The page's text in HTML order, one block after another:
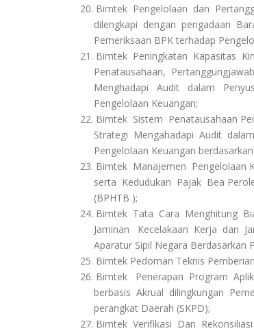
20. Bimtek Pengelolaan dan
dilengkapi dengan pengadaan
Pemeriksaan BPK terhadap
21. Bimtek Peningkatan Kapasitas
Penatausahaan,
Menghadapi Audit dalam
Pengelolaan Keuangan;
22. Bimtek Sistem Penatausahaan
Strategi Mengahadapi Audit dalam
Pengelolaan Keuangan
23. Bimtek Manajemen Pengelolaan
serta Kedudukan Pajak Bea
(BPHTB );
24. Bimtek Tata Cara Menghitung
Jaminan Kecelakaan Kerja dan
Aparatur Sipil Negara Berdasarkan
25. Bimtek Pedoman Teknis
26. Bimtek Penerapan Program
berbasis Akrual dilingkungan
perangkat Daerah (SKPD);
27. Bimtek Verifikasi Dan